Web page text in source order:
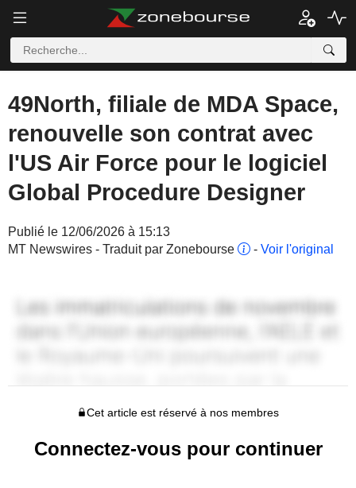
49North, filiale de MDA Space,
renouvelle son contrat avec
l'US Air Force pour le logiciel
Global Procedure Designer
Publié le 12/06/2026 à 15:13
MT Newswires - Traduit par Zonebourse
- Voir l'original
Cet article est réservé à nos membres
Connectez-vous pour continuer